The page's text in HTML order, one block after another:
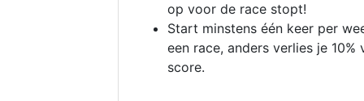
op voor de race stopt!
Start minstens één keer per
een race, anders verlies je 10%
score.